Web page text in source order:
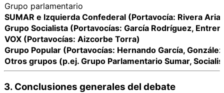
Grupo parlamentario
SUMAR e Izquierda Confederal (Portavocía: Rivera
Grupo Socialista (Portavocías: García Rodríguez,
VOX (Portavocías: Aizcorbe Torra)
Grupo Popular (Portavocías: Hernando García,
Otros grupos (p.ej. Grupo Parlamentario Sumar,
3. Conclusiones generales del debate